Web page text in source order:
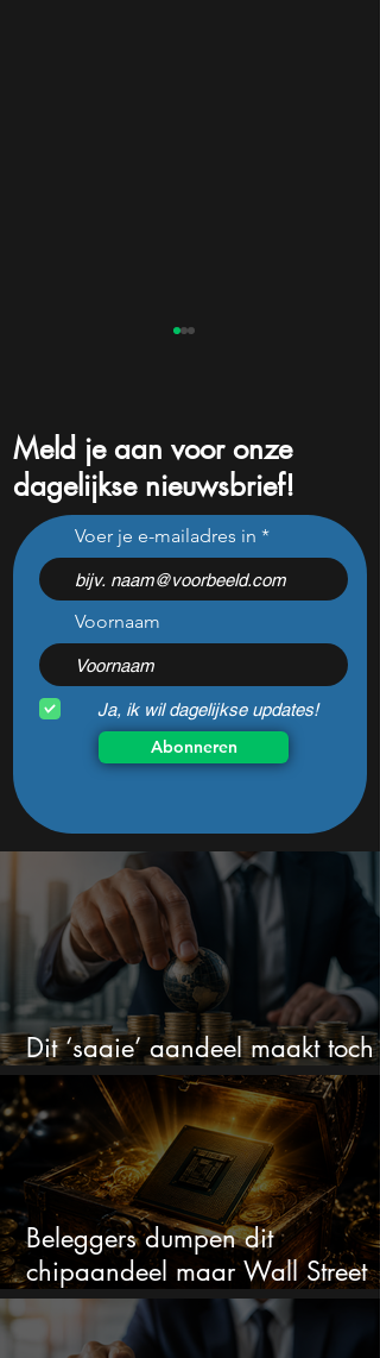
€350 miljard voor Europa,
maar box 3 remt de
Nederlandse belegger af
Meld je aan voor onze
dagelijkse nieuwsbrief!
Voer je e-mailadres in
Voornaam
Ja, ik wil dagelijkse updates!
Abonneren
Dit ‘saaie’ aandeel maakt toch
bizar veel winst
Beleggers dumpen dit
chipaandeel maar Wall Street
ziet een zeldzame koopkans